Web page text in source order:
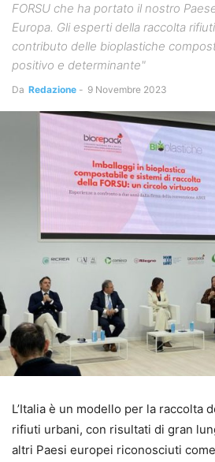
FORSU che ha portato il nostro
Europa. Gli esperti della raccolta
contributo delle bioplastiche
positivo e determinante"
Da Redazione - 9 Novembre 2023
L’Italia è un modello per la raccolta
rifiuti urbani, con risultati di gran
altri Paesi europei riconosciuti come